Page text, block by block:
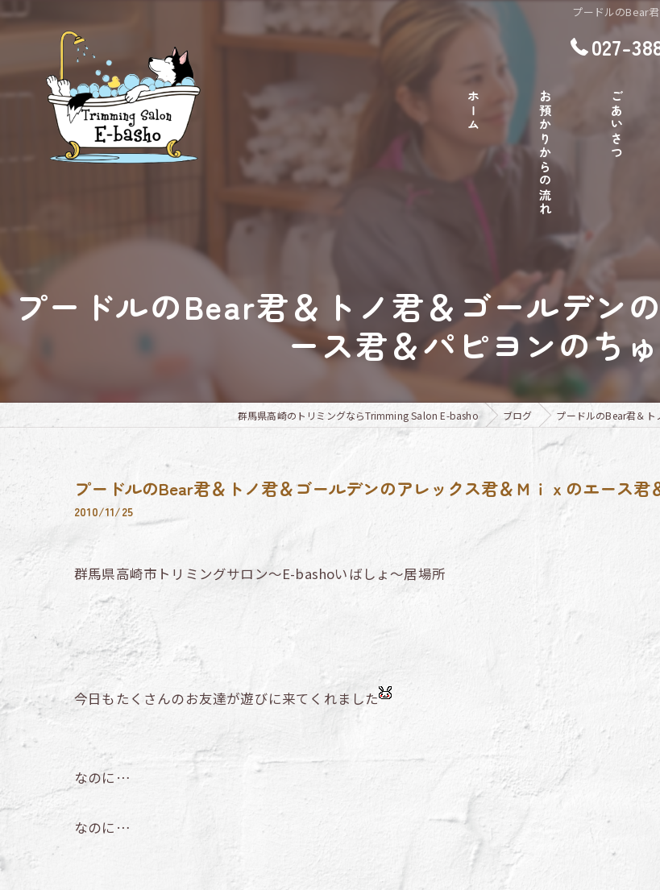
プードルのBear
027-
ホーム お預かりからの流れ ごあいさつ
プードルのBear君＆トノ君＆ゴールデン
ース君＆パピヨンのち
群馬県高崎のトリミングならTrimming Salon E-basho ブログ プードルのBear君＆
プードルのBear君＆トノ君＆ゴールデンのアレックス君＆Ｍｉｘのエース君
2010/11/25
群馬県高崎市トリミングサロン～E-bashoいばしょ～居場所
今日もたくさんのお友達が遊びに来てくれました
なのに…
なのに…